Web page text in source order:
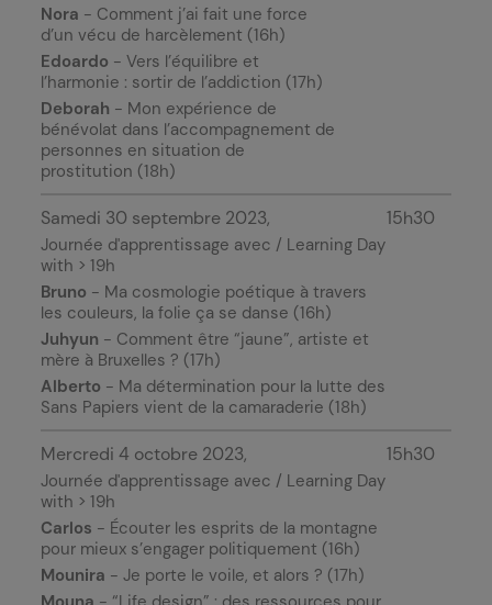
Nora - Comment j’ai fait une force
d’un vécu de harcèlement (16h)
Edoardo - Vers l’équilibre et
l’harmonie : sortir de l’addiction (17h)
Deborah - Mon expérience de
bénévolat dans l’accompagnement de
personnes en situation de
prostitution (18h)
Samedi 30 septembre 2023
Journée d'apprentissage avec / Learning Day
with > 19h
Bruno - Ma cosmologie poétique à travers
les couleurs, la folie ça se danse (16h)
Juhyun - Comment être “jaune”, artiste et
mère à Bruxelles ? (17h)
Alberto - Ma détermination pour la lutte des
Sans Papiers vient de la camaraderie (18h)
15h30
Mercredi 4 octobre 2023
Journée d'apprentissage avec / Learning Day
with > 19h
Carlos - Écouter les esprits de la montagne
pour mieux s’engager politiquement (16h)
Mounira - Je porte le voile, et alors ? (17h)
15h30